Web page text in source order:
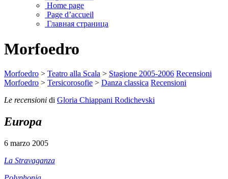
Home page
Page d’accueil
Главная страница
Morfoedro
Morfoedro > Teatro alla Scala > Stagione 2005-2006 Recensioni
Morfoedro > Tersicorosofie > Danza classica Recensioni
Le recensioni di Gloria Chiappani Rodichevski
Europa
6 marzo 2005
La Stravaganza